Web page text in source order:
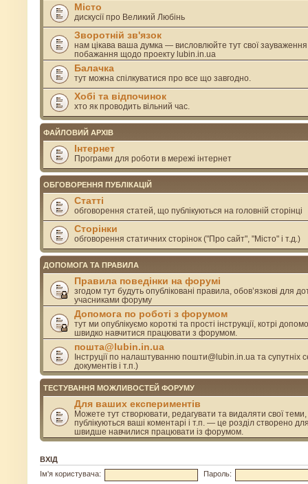
Місто
дискусії про Великий Любінь
Зворотній зв'язок
нам цікава ваша думка — висловлюйте тут свої
побажання щодо проекту lubin.in.ua
Балачка
тут можна спілкуватися про все що завгодно.
Хобі та відпочинок
хто як проводить вільний час.
ФАЙЛОВИЙ АРХІВ
Інтернет
Програми для роботи в мережі інтернет
ОБГОВОРЕННЯ ПУБЛІКАЦІЙ
Статті
обговорення статей, що публікуються на головній сторінці
Сторінки
обговорення статичних сторінок ("Про сайт", "Місто" і т.д.)
ДОПОМОГА ТА ПРАВИЛА
Правила поведінки на форумі
згодом тут будуть опубліковані правила, обов’язкові для
учасниками форуму
Допомога по роботі з форумом
тут ми опублікуємо короткі та прості інструкції, котрі
швидко навчитися працювати з форумом.
пошта@lubin.in.ua
Інструції по налаштуванню пошти@lubin.in.ua та супутніх
документів і т.п.)
ТЕСТУВАННЯ МОЖЛИВОСТЕЙ ФОРУМУ
Для ваших експериментів
Можете тут створювати, редагувати та видаляти свої теми,
публікуються ваші коментарі і т.п. — це розділ створено
швидше навчилися працювати із форумом.
ВХІД
Ім'я користувача:
Пароль: